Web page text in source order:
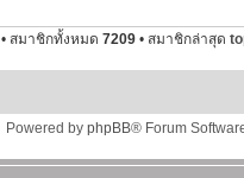
• สมาชิกทั้งหมด 7209 • สมาชิกล่าสุด
Powered by phpBB® Forum